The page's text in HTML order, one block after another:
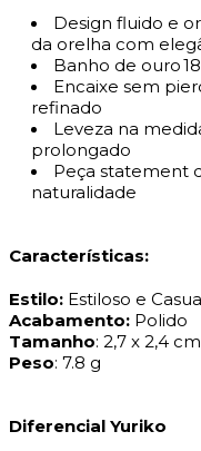
Design fluido e
da orelha com
Banho de ouro
Encaixe sem
refinado
Leveza na
prolongado
Peça statement
naturalidade
Características:
Estilo: Estiloso e
Acabamento: Polido
Tamanho: 2,7 x 2,4
Peso: 7.8 g
Diferencial Yuriko